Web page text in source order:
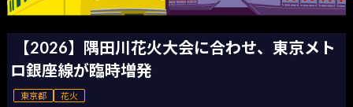
【2026】隅田川花火大会に合わせ、東京メト
ロ銀座線が臨時増発
東京都 花火